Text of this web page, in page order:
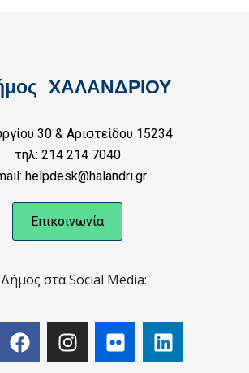
30 & Αριστείδου 15234
τηλ: 214 214 7040
helpdesk@halandri.gr
Επικοινωνία
στα Social Media: